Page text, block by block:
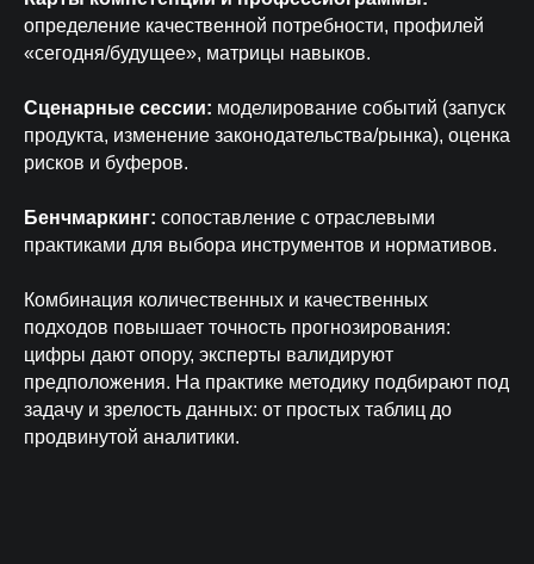
определение качественной потребности, профилей
«сегодня/будущее», матрицы навыков.
Сценарные сессии: моделирование событий (запуск
продукта, изменение законодательства/рынка), оценка
рисков и буферов.
Бенчмаркинг: сопоставление с отраслевыми
практиками для выбора инструментов и нормативов.
Комбинация количественных и качественных
подходов повышает точность прогнозирования:
цифры дают опору, эксперты валидируют
предположения. На практике методику подбирают под
задачу и зрелость данных: от простых таблиц до
продвинутой аналитики.